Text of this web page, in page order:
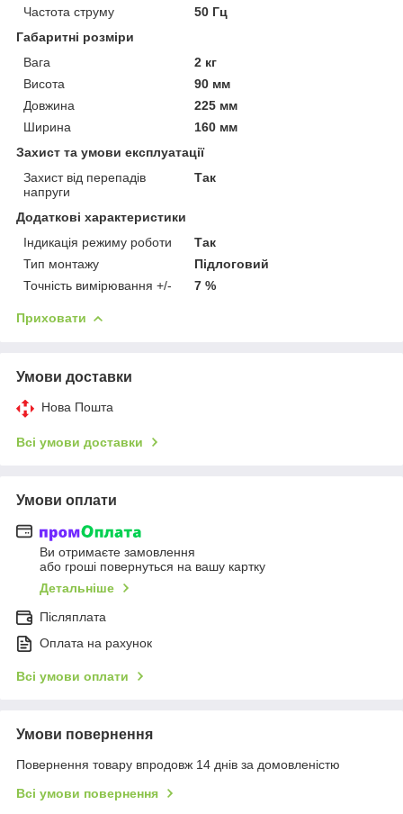
Частота струму
50 Гц
Габаритні розміри
Вага
2 кг
Висота
90 мм
Довжина
225 мм
Ширина
160 мм
Захист та умови експлуатації
Захист від перепадів
напруги
Так
Додаткові характеристики
Індикація режиму роботи
Так
Тип монтажу
Підлоговий
Точність вимірювання +/-
7 %
Приховати
Умови доставки
Нова Пошта
Всі умови доставки
Умови оплати
Ви отримаєте замовлення
або гроші повернуться на вашу картку
Детальніше
Післяплата
Оплата на рахунок
Всі умови оплати
Умови повернення
Повернення товару впродовж 14 днів за домовленістю
Всі умови повернення